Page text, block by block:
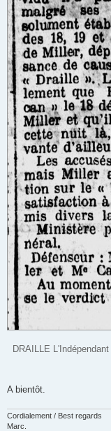
DRAILLE
A bientôt.
Cordialement / Best regards
Marc.